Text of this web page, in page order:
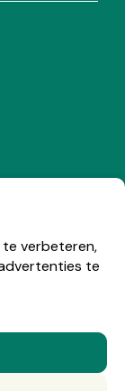
te verbeteren,
te